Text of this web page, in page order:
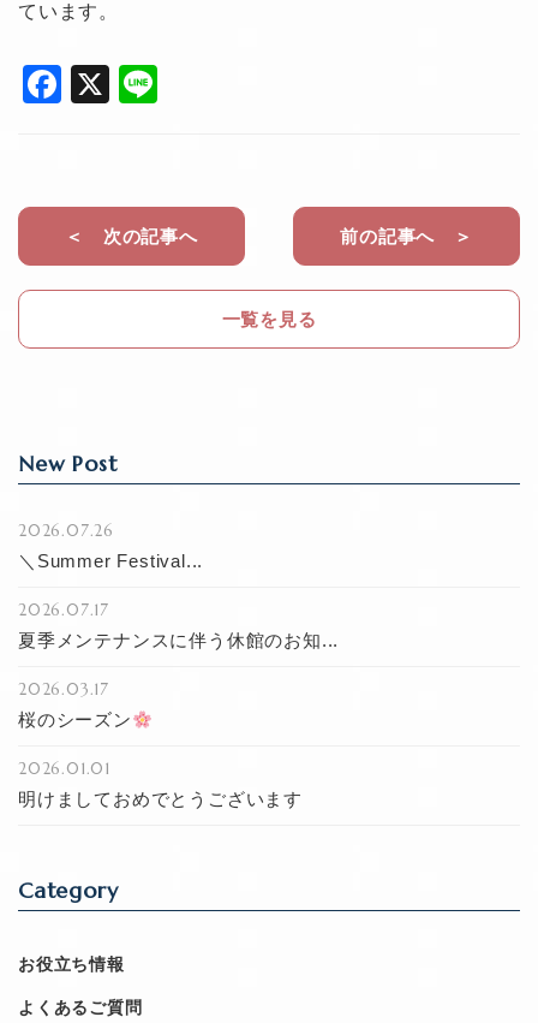
ています。
F
e
b
o
k
X
＜ 次の記事へ
一覧を見る
前の記事へ ＞
New Post
2026.07.26
＼Summer Festival...
2026.07.17
夏季メンテナンスに伴う休館のお知...
2026.03.17
桜のシーズン
2026.01.01
明けましておめでとうございます
Category
お役立ち情報
よくあるご質問